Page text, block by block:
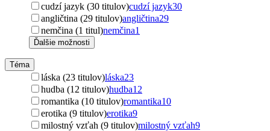
cudzí jazyk (30 titulov)cudzí jazyk30
angličtina (29 titulov)angličtina29
nemčina (1 titul)nemčina1
Ďalšie možnosti
Téma
láska (23 titulov)láska23
hudba (12 titulov)hudba12
romantika (10 titulov)romantika10
erotika (9 titulov)erotika9
milostný vzťah (9 titulov)milostný vzťah9